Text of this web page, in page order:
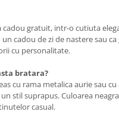
gratuit, intr-o cutiuta
cadou de zi de nastere sau
cu personalitate.
bratara?
cu rama metalica aurie sau
stil suprapus. Culoarea
casual.